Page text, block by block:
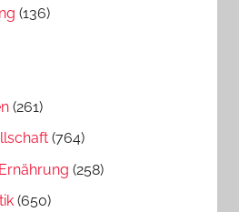
(136)
(261)
(764)
(258)
(650)